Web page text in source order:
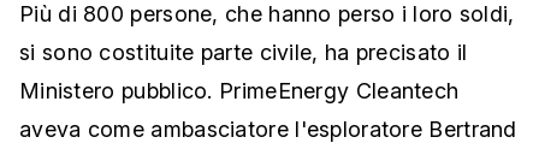
Più di 800 persone, che hanno perso i loro soldi,
si sono costituite parte civile, ha precisato il
Ministero pubblico. PrimeEnergy Cleantech
aveva come ambasciatore l'esploratore Bertrand